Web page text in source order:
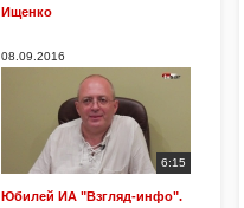
Ищенко
08.09.2016
6:15
Юбилей ИА "Взгляд-инфо".